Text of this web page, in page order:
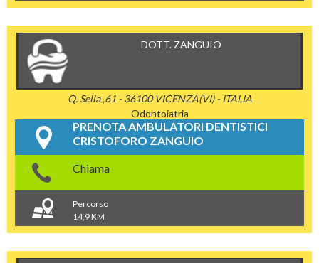
DOTT. ZANGUIO
Q. Sella ,61 - 36100 VICENZA(VI) - ITALIA
Odontoiatria
PRENOTA AMBULATORI DENTISTICI
CRISTOFORO ZANGUIO
Chiama
Percorso
14,9 KM